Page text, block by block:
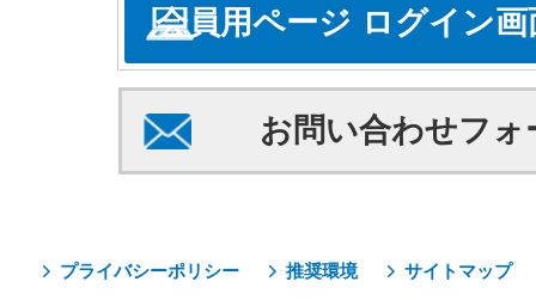
会員用ページ ログイン
お問い合わせフォ
プライバシーポリシー 推奨環境 サイトマップ